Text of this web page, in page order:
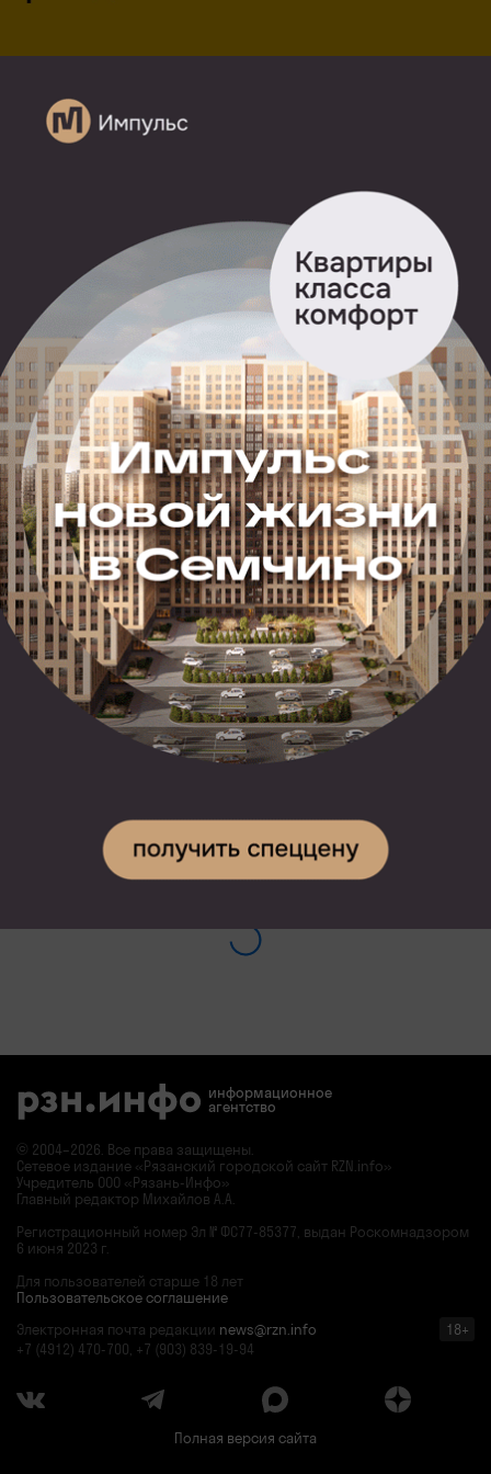
Изменения климата снижают рождаемость. Об этом
со ссылкой на исследования ученых.
По данным издания, из-за аномальных изменений
климата к 2040 году каждый шестой ребенок будет
иметь врожденные патологии.
«Потепление климата плохо влияет на беременных
и новорожденных. Эта тенденция наблюдается
в разных странах и, по прогнозам, со временем
только усилится. Хотя в мире становится меньше
матерей, умирающих во время родов, а также
снижается смертность младенцев и случаев
мертворождения, в последнее десятилетие темпы
этого прогресса замедлились», — подчеркивается
в статье.
Отмечается, что глобальное потепление влияет
и на то, что растет количество детей, появившихся
на свет с низким весом и врожденными патологиями.
Подписывайтесь на наш канал вTelegramи будьте в
курсе главных новостей
информационное
агентство
© 2004–2026. Все права защищены.
Сетевое издание «Рязанский городской сайт RZN.info»
Учредитель ООО «Рязань-Инфо»
Главный редактор Михайлов А.А.
Регистрационный номер Эл № ФС77-85377, выдан Роскомнадзором
6 июня 2023 г.
Для пользователей старше 18 лет
Пользовательское соглашение
Электронная почта редакции news@rzn.info
18+
+7 (4912) 470-700, +7 (903) 839-19-94
Полная версия сайта